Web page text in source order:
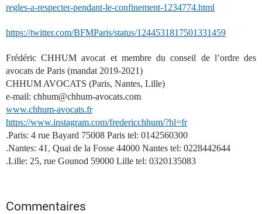
regles-a-respecter-pendant-le-confinement-1234774.html
https://twitter.com/BFMParis/status/1244531817501331459
Frédéric CHHUM avocat et membre du conseil de l’ordre des
avocats de Paris (mandat 2019-2021)
CHHUM AVOCATS (Paris, Nantes, Lille)
e-mail: chhum@chhum-avocats.com
www.chhum-avocats.fr
https://www.instagram.com/fredericchhum/?hl=fr
.Paris: 4 rue Bayard 75008 Paris tel: 0142560300
.Nantes: 41, Quai de la Fosse 44000 Nantes tel: 0228442644
.Lille: 25, rue Gounod 59000 Lille tel: 0320135083
Commentaires